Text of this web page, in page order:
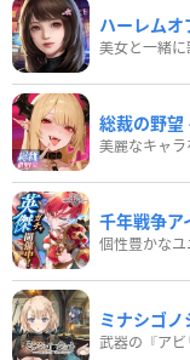
ハーレムオ
美女と一緒に
総裁の野望
美麗なキャラ
千年戦争ア
個性豊かなユ
ミナシゴノ